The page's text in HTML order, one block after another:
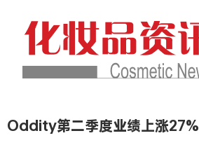
Oddity第二季度业绩上涨27%